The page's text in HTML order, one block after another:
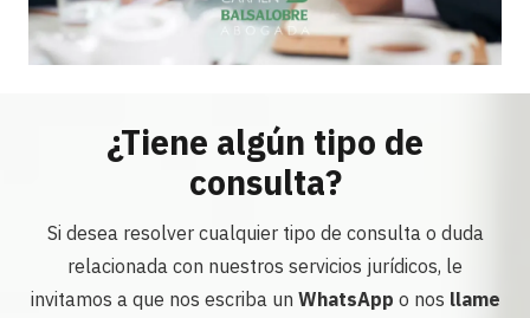
¿Tiene algún tipo de
consulta?
Si desea resolver cualquier tipo de consulta o duda
relacionada con nuestros servicios jurídicos, le
invitamos a que nos escriba un WhatsApp o nos llame